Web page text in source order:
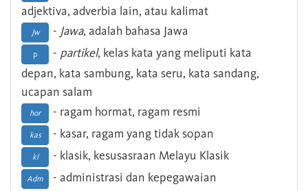
adjektiva, adverbia lain, atau kalimat
Jw - Jawa, adalah bahasa Jawa
p - partikel, kelas kata yang meliputi kata
depan, kata sambung, kata seru, kata sandang,
ucapan salam
hor - ragam hormat, ragam resmi
kas - kasar, ragam yang tidak sopan
kl - klasik, kesusasraan Melayu Klasik
Adm - administrasi dan kepegawaian